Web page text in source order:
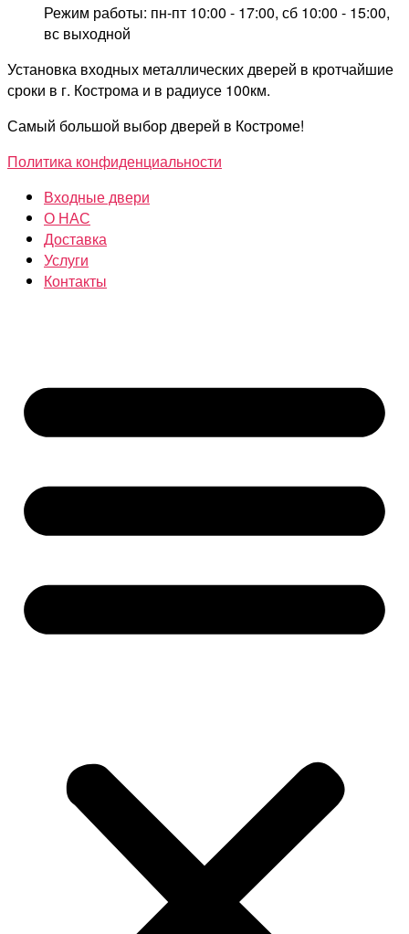
Режим работы: пн-пт 10:00 - 17:00, сб 10:00 - 15:00,
вс выходной
Установка входных металлических дверей в кротчайшие
сроки в г. Кострома и в радиусе 100км.
Самый большой выбор дверей в Костроме!
Политика конфиденциальности
Входные двери
О НАС
Доставка
Услуги
Контакты